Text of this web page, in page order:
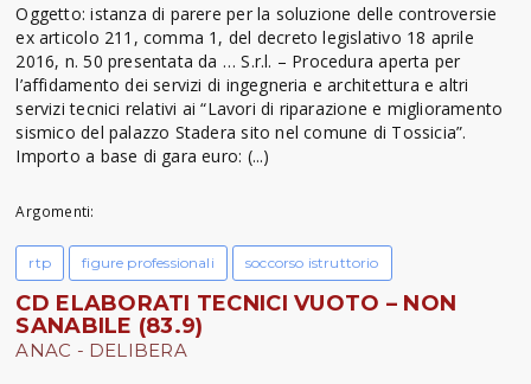
Oggetto: istanza di parere per la soluzione delle controversie
ex articolo 211, comma 1, del decreto legislativo 18 aprile
2016, n. 50 presentata da … S.r.l. – Procedura aperta per
l’affidamento dei servizi di ingegneria e architettura e altri
servizi tecnici relativi ai “Lavori di riparazione e miglioramento
sismico del palazzo Stadera sito nel comune di Tossicia”.
Importo a base di gara euro: (...)
Argomenti:
rtp figure professionali soccorso istruttorio
CD ELABORATI TECNICI VUOTO – NON
SANABILE (83.9)
ANAC - DELIBERA